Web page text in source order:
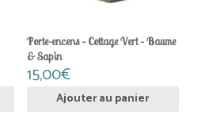
Porte-encens – Cottage Vert – Baume
& Sapin
15,00€
Ajouter au panier